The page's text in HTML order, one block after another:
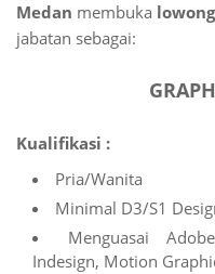
Medan membuka
jabatan sebagai:
Kualifikasi :
Pria/Wanita
Minimal D3/S1
Menguasai
Indesign, Motion